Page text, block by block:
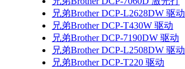
兄弟Brother DCP-L2628DW 驱动
兄弟Brother DCP-T430W 驱动
兄弟Brother DCP-7190DW 驱动
兄弟Brother DCP-L2508DW 驱动
兄弟Brother DCP-T220 驱动